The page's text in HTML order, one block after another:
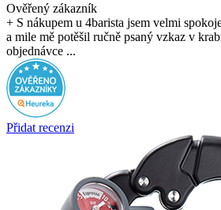
Ověřený zákazník
+ S nákupem u 4barista jsem velmi
a mile mě potěšil ručně psaný vzkaz v
objednávce ...
Přidat recenzi